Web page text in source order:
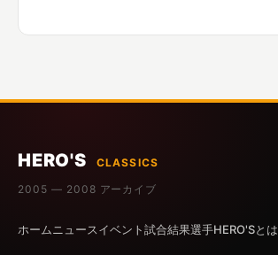
HERO'S
CLASSICS
2005 — 2008 アーカイブ
ホームニュースイベント試合結果選手HERO'Sとは